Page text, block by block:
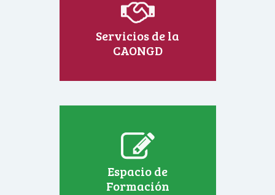
Servicios de la
CAONGD
Espacio de
Formación